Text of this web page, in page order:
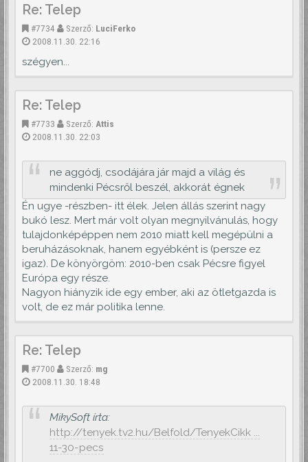
Re: Telep
#7734 Szerző: LuciFerko
2008.11.30. 22:16
szégyen...
Re: Telep
#7733 Szerző: Attis
2008.11.30. 22:03
ne aggódj, csodájára jár majd a világ és
mindenki Pécsről beszél, akkorát égnek
Én ugye -részben- itt élek. Jelen állás szerint nagy
bukó lesz. Mert már volt olyan megnyilvánulás, hogy
tulajdonképéppen nem 2010 miatt kell megépülni a
beruházásoknak, hanem egyébként is (persze ez
igaz). De könyörgöm: 2010-ben csak Pécsre figyel
Európa egy része.
Nagyon hiányzik ide egy ember, aki az ötletgazda is
volt, de ez már politika lenne.
Re: Telep
#7700 Szerző: mg
2008.11.30. 18:48
MikySoft írta:
http://tenyek.tv2.hu/Belfold/TenyekCikk ...
11-30-pecs